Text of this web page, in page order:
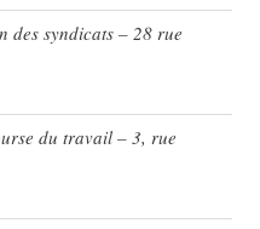
des syndicats – 28 rue
du travail – 3, rue